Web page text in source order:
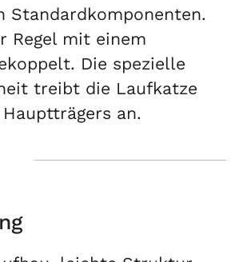
Standardkomponenten.
Regel mit einem
Die spezielle
treibt die Laufkatze
an.